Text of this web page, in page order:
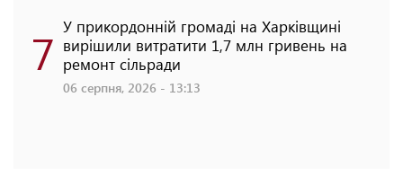
7 У прикордонній громаді на Харківщині
вирішили витратити 1,7 млн гривень на
ремонт сільради
06 серпня, 2026 - 13:13